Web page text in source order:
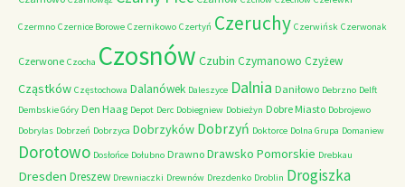
Czermno Czernice Borowe Czernikowo Czertyń Czeruchy Czerwińsk Czerwonak
Czerwone Czocha Czosnów Czubin Czymanowo Czyżew
Cząstków Częstochowa Dalanówek Daleszyce Dalnia Daniłowo Debrzno Delft
Dembskie Góry Den Haag Depot Derc Dobiegniew Dobieżyn Dobre Miasto Dobrojewo
Dobrylas Dobrzeń Dobrzyca Dobrzyków Dobrzyń Doktorce Dolna Grupa Domaniew
Dorotowo Dosłońce Dołubno Drawno Drawsko Pomorskie Drebkau
Dresden Dreszew Drewniaczki Drewnów Drezdenko Droblin Drogiszka